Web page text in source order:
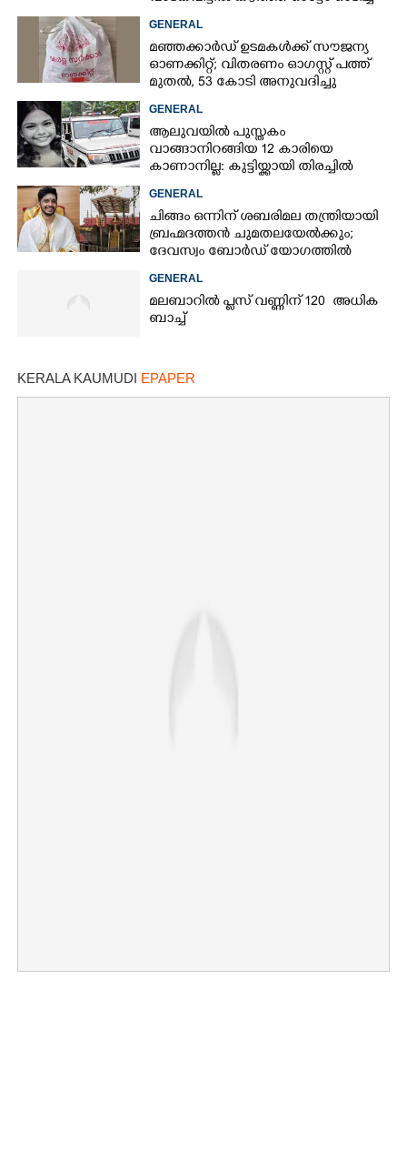
73കാരൻ
GENERAL
മഞ്ഞക്കാർഡ് ഉടമകൾക്ക് സൗജന്യ
ഓണക്കിറ്റ്; വിതരണം ഓഗസ്റ്റ് പത്ത്
മുതൽ, 53 കോടി അനുവദിച്ചു
GENERAL
ആലുവയിൽ പുസ്തകം
വാങ്ങാനിറങ്ങിയ 12 കാരിയെ
കാണാനില്ല: കുട്ടിയ്ക്കായി തിരച്ചിൽ
GENERAL
ചിങ്ങം ഒന്നിന് ശബരിമല തന്ത്രിയായി
ബ്രഹ്മദത്തൻ ചുമതലയേൽക്കും;
ദേവസ്വം ബോർഡ് യോഗത്തിൽ
തീരുമാനം
GENERAL
മലബാറിൽ പ്ലസ് വണ്ണിന് 120 അധിക
ബാച്ച്
KERALA KAUMUDI EPAPER